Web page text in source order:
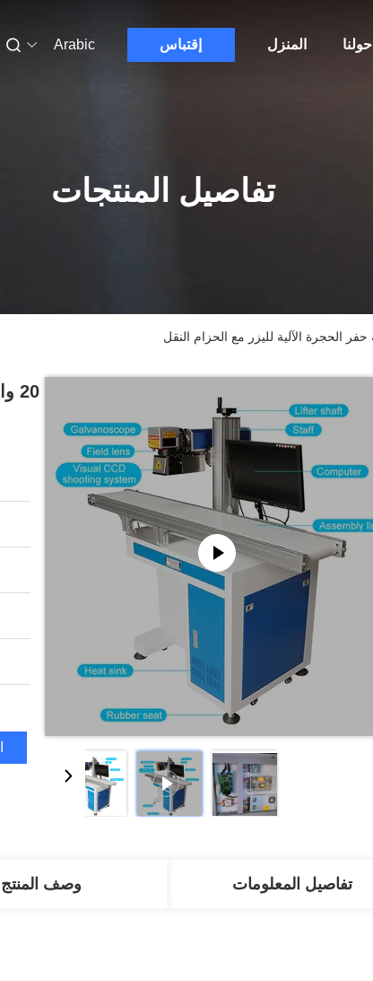
المنزل حولنا إقتباس Arabic
تفاصيل المنتجات
تفاصيل المعلومات وصف المنتج